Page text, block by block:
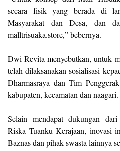
secara fisik yang berada di
Masyarakat dan Desa, dan
malltrisuaka.store,” bebernya.
Dwi Revita menyebutkan, untuk
telah dilaksanakan sosialisasi
Dharmasraya dan Tim
kabupaten, kecamatan dan naagari.
Selain mendapat dukungan
Riska Tuanku Kerajaan, inovasi
Baznas dan pihak swasta lainnya